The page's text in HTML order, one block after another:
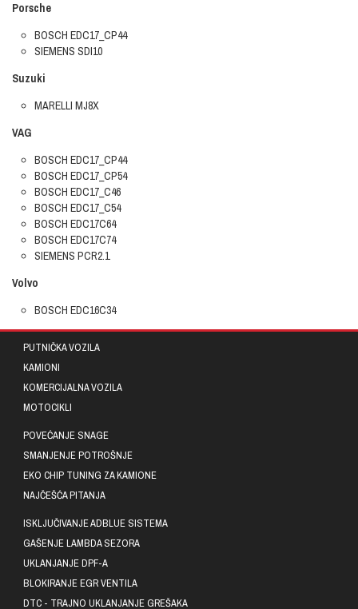
Porsche
BOSCH EDC17_CP44
SIEMENS SDI10
Suzuki
MARELLI MJ8X
VAG
BOSCH EDC17_CP44
BOSCH EDC17_CP54
BOSCH EDC17_C46
BOSCH EDC17_C54
BOSCH EDC17C64
BOSCH EDC17C74
SIEMENS PCR2.1
Volvo
BOSCH EDC16C34
PUTNIČKA VOZILA
KAMIONI
KOMERCIJALNA VOZILA
MOTOCIKLI
POVEĆANJE SNAGE
SMANJENJE POTROŠNJE
EKO CHIP TUNING ZA KAMIONE
NAJČEŠĆA PITANJA
ISKLJUČIVANJE ADBLUE SISTEMA
GAŠENJE LAMBDA SEZORA
UKLANJANJE DPF-A
BLOKIRANJE EGR VENTILA
DTC - TRAJNO UKLANJANJE GREŠAKA